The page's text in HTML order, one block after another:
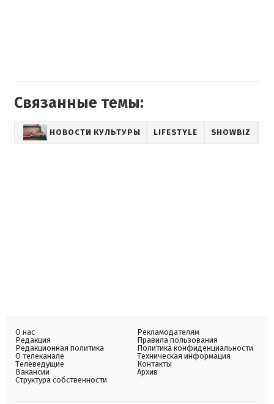
Связанные темы:
НОВОСТИ КУЛЬТУРЫ LIFESTYLE SHOWBIZ
О нас
Редакция
Редакционная политика
О телеканале
Телеведущие
Вакансии
Структура собственности
Рекламодателям
Правила пользования
Политика конфиденциальности
Техническая информация
Контакты
Архив